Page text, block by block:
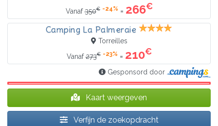
Vanaf350€ -24% = 266€
Camping La Palmeraie
Torreilles
Vanaf273€ -23% = 210€
Gesponsord door
Kaart weergeven
Verfijn de zoekopdracht